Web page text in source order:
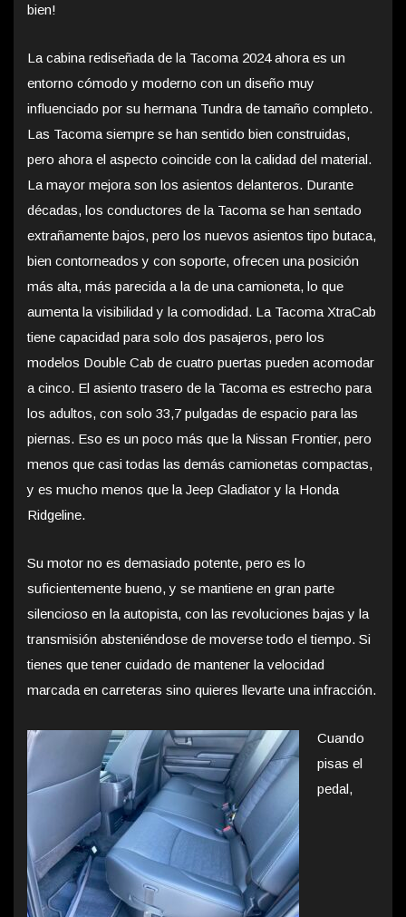
bien!
La cabina rediseñada de la Tacoma 2024 ahora es un
entorno cómodo y moderno con un diseño muy
influenciado por su hermana Tundra de tamaño completo.
Las Tacoma siempre se han sentido bien construidas,
pero ahora el aspecto coincide con la calidad del material.
La mayor mejora son los asientos delanteros. Durante
décadas, los conductores de la Tacoma se han sentado
extrañamente bajos, pero los nuevos asientos tipo butaca,
bien contorneados y con soporte, ofrecen una posición
más alta, más parecida a la de una camioneta, lo que
aumenta la visibilidad y la comodidad. La Tacoma XtraCab
tiene capacidad para solo dos pasajeros, pero los
modelos Double Cab de cuatro puertas pueden acomodar
a cinco. El asiento trasero de la Tacoma es estrecho para
los adultos, con solo 33,7 pulgadas de espacio para las
piernas. Eso es un poco más que la Nissan Frontier, pero
menos que casi todas las demás camionetas compactas,
y es mucho menos que la Jeep Gladiator y la Honda
Ridgeline.
Su motor no es demasiado potente, pero es lo
suficientemente bueno, y se mantiene en gran parte
silencioso en la autopista, con las revoluciones bajas y la
transmisión absteniéndose de moverse todo el tiempo. Si
tienes que tener cuidado de mantener la velocidad
marcada en carreteras sino quieres llevarte una infracción.
Cuando
pisas el
pedal,